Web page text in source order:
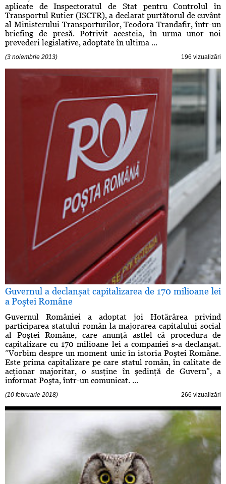
aplicate de Inspectoratul de Stat pentru Controlul în
Transportul Rutier (ISCTR), a declarat purtătorul de cuvânt
al Ministerului Transporturilor, Teodora Trandafir, într-un
briefing de presă. Potrivit acesteia, în urma unor noi
prevederi legislative, adoptate în ultima ...
(3 noiembrie 2013) 196 vizualizări
Guvernul a declanşat capitalizarea de 170 milioane lei
a Poştei Române
Guvernul României a adoptat joi Hotărârea privind
participarea statului român la majorarea capitalului social
al Poştei Române, care anunţă astfel că procedura de
capitalizare cu 170 milioane lei a companiei s-a declanşat.
”Vorbim despre un moment unic în istoria Poştei Române.
Este prima capitalizare pe care statul român, în calitate de
acţionar majoritar, o susţine în şedinţă de Guvern”, a
informat Poşta, într-un comunicat. ...
(10 februarie 2018) 266 vizualizări